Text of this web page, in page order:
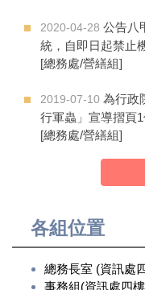
2020-04-28 公告八
統，自即日起禁止
[總務處/營繕組]
2019-07-10 為行政
行軍蟲」宣導摺頁
[總務處/營繕組]
各組位置
總務長室 (資訊處
事務組(資訊處四